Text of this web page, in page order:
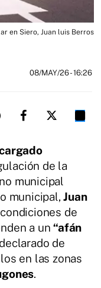
en Siero, Juan luis Berros
08/MAY/26- 16:26
de la
municipal
municipal,Juan
de
a un“afán
de
en las zonas
.